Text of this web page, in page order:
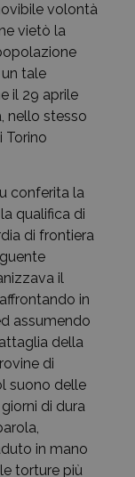
volontà
vietò la
tale
il 29 aprile
nello stesso
Torino
conferita la
qualifica di
di frontiera
il
in
assumendo
della
di
suono delle
di dura
in mano
torture più